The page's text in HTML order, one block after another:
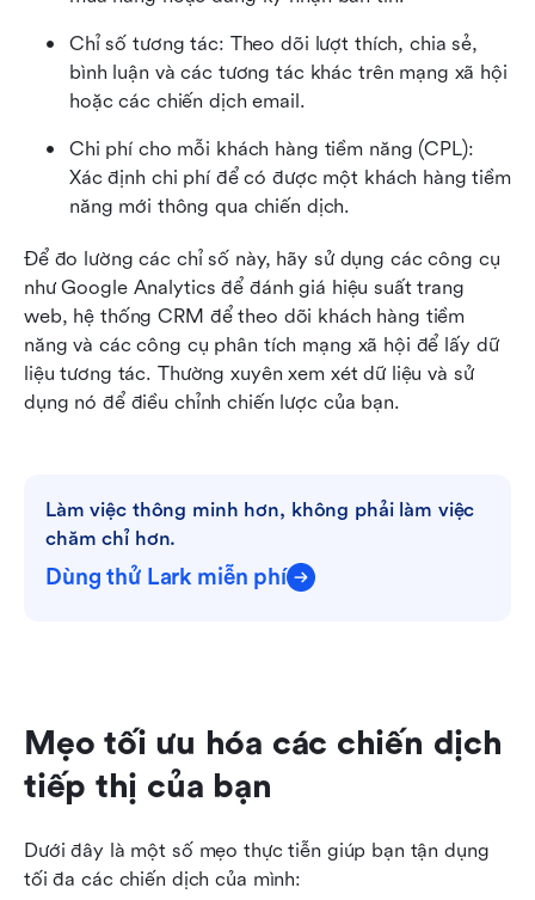
Chỉ số tương tác: Theo dõi lượt thích, chia sẻ,
bình luận và các tương tác khác trên mạng xã hội
hoặc các chiến dịch email.
Chi phí cho mỗi khách hàng tiềm năng (CPL):
Xác định chi phí để có được một khách hàng tiềm
năng mới thông qua chiến dịch.
Để đo lường các chỉ số này, hãy sử dụng các công cụ
như Google Analytics để đánh giá hiệu suất trang
web, hệ thống CRM để theo dõi khách hàng tiềm
năng và các công cụ phân tích mạng xã hội để lấy dữ
liệu tương tác. Thường xuyên xem xét dữ liệu và sử
dụng nó để điều chỉnh chiến lược của bạn.
Làm việc thông minh hơn, không phải làm việc
chăm chỉ hơn.
Dùng thử Lark miễn phí
Mẹo tối ưu hóa các chiến dịch
tiếp thị của bạn
Dưới đây là một số mẹo thực tiễn giúp bạn tận dụng
tối đa các chiến dịch của mình: